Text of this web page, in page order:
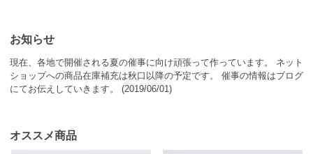
お知らせ
現在、各地で開催される夏の催事に向け頑張って作っています。 ネット
ショップへの商品在庫補充は秋口以降の予定です。 催事の情報はブログ
にてお伝えしていきます。 (2019/06/01)
オススメ商品